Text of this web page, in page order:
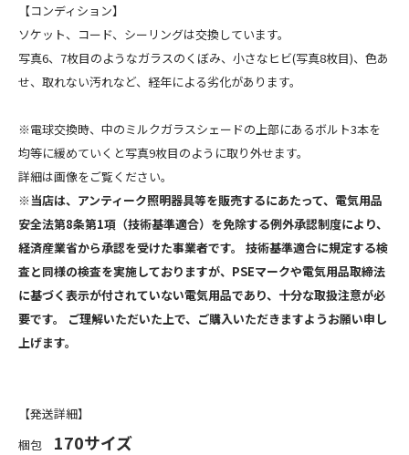
【コンディション】
ソケット、コード、シーリングは交換しています。
写真6、7枚目のようなガラスのくぼみ、小さなヒビ(写真8枚目)、色あ
せ、取れない汚れなど、経年による劣化があります。
※電球交換時、中のミルクガラスシェードの上部にあるボルト3本を
均等に緩めていくと写真9枚目のように取り外せます。
詳細は画像をご覧ください。
※当店は、アンティーク照明器具等を販売するにあたって、電気用品
安全法第8条第1項（技術基準適合）を免除する例外承認制度により、
経済産業省から承認を受けた事業者です。 技術基準適合に規定する検
査と同様の検査を実施しておりますが、PSEマークや電気用品取締法
に基づく表示が付されていない電気用品であり、十分な取扱注意が必
要です。 ご理解いただいた上で、ご購入いただきますようお願い申し
上げます。
【発送詳細】
梱包 170サイズ